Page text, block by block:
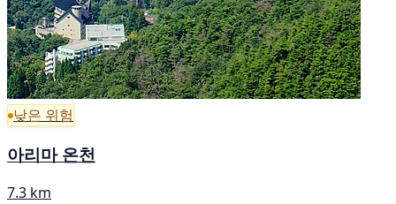
낮은 위험
아리마 온천
7.3 km